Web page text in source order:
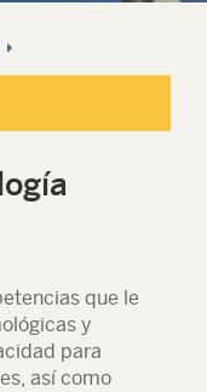
que le
y
para
así como